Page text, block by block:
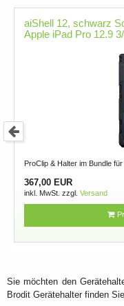
aiShell 12, schwarz
Apple iPad Pro 12.9
ProClip & Halter im Bundle
367,00 EUR
inkl. MwSt. zzgl. Versand
Sie möchten den
Brodit Gerätehalter finden